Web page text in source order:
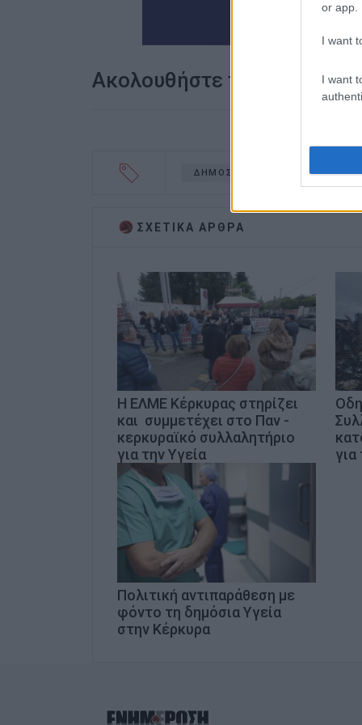
or app.
I want
I want
Ακολουθήστε το enimerosi
ΔΗΜΟΣΙΑ ΥΓΕΙΑ
ΣΧΕΤΙΚA AΡΘΡΑ
Η ΕΛΜΕ Κέρκυρας στηρίζει
και συμμετέχει στο Παν -
κερκυραϊκό συλλαλητήριο
για την Υγεία
για
Πολιτική αντιπαράθεση με
φόντο τη δημόσια Υγεία
στην Κέρκυρα